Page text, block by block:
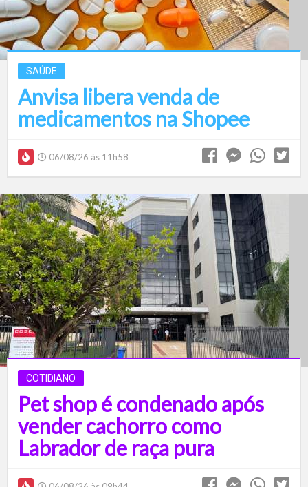
SAÚDE
Anvisa libera venda de
medicamentos na Shopee
06/08/26 às 11h58
COTIDIANO
Pet shop é condenado após
vender cachorro como
Labrador de raça pura